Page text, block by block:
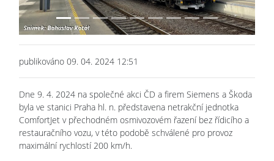
publikováno 09. 04. 2024 12:51
Dne 9. 4. 2024 na společné akci ČD a firem Siemens a Škoda
byla ve stanici Praha hl. n. představena netrakční jednotka
ComfortJet v přechodném osmivozovém řazení bez řídicího a
restauračního vozu, v této podobě schválené pro provoz
maximální rychlostí 200 km/h.